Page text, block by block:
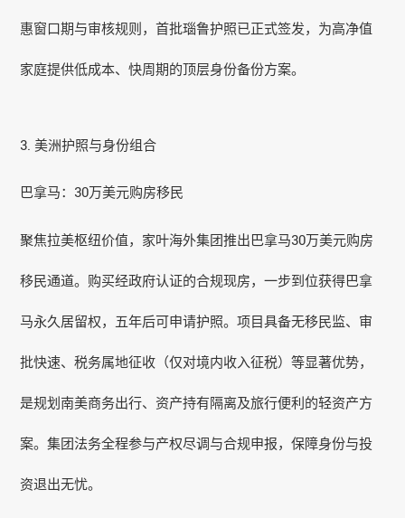
惠窗口期与审核规则，首批瑙鲁护照已正式签发，为高净值
家庭提供低成本、快周期的顶层身份备份方案。
3. 美洲护照与身份组合
巴拿马：30万美元购房移民
聚焦拉美枢纽价值，家叶海外集团推出巴拿马30万美元购房
移民通道。购买经政府认证的合规现房，一步到位获得巴拿
马永久居留权，五年后可申请护照。项目具备无移民监、审
批快速、税务属地征收（仅对境内收入征税）等显著优势，
是规划南美商务出行、资产持有隔离及旅行便利的轻资产方
案。集团法务全程参与产权尽调与合规申报，保障身份与投
资退出无忧。